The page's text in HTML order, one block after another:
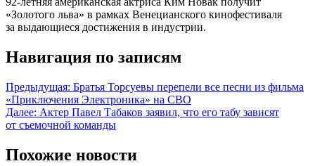
«Золотого льва» в рамках Венецианского кинофестиваля
за выдающиеся достижения в индустрии.
Навигация по записям
Предыдущая: Братья Торсуевы перепели все песни из фильма
«Приключения Электроника» на СВО
Далее: Актер Павел Табаков заявил, что его табу зависят
от съемочной команды
Похожие новости